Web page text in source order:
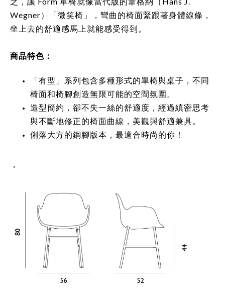
Wegner）「微笑椅」，彎曲的椅面緊跟著身體線條，
坐上去的舒適感馬上就能感受得到。
商品特色：
「有型」系列包含多種形式的單椅與桌子，不同
椅面和椅腳創造無限可能的空間氛圍。
造型簡約，卻不失一絲的舒適度，經過縝密思考
與不斷地修正的椅面曲線，美觀與舒適兼具。
俐落大方的鋼腳版本，最適合時尚的你！
・